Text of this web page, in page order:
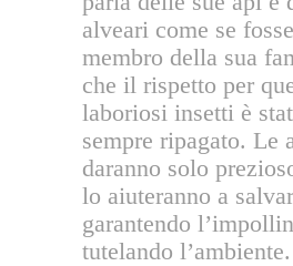
alveari come se
membro della sua
che il rispetto per
laboriosi insetti è
sempre ripagato. Le
daranno solo
lo aiuteranno a
garantendo
tutelando l’ambiente.